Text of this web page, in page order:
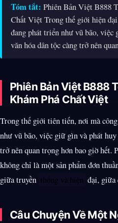
Tóm tắt: Phiên Bản Việt B888
Chất Việt Trong thế giới hiện
đang phát triển như vũ bão, việc
văn hóa dân tộc càng trở nên
Phiên Bản Việt B888
Khám Phá Chất Việt
Trong thế giới tiên tiến, nơi mà
như vũ bão, việc giữ gìn và phát huy
trở nên quan trọng hơn bao giờ hết.
không chỉ là một sản phẩm đơn
giữa truyền thống và hiện đại, giữa
Câu Chuyện Về Một